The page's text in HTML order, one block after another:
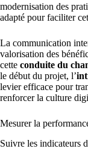
modernisation des
adapté pour faciliter
La communication
valorisation des
cette conduite du
le début du projet, l’
levier efficace pour
renforcer la culture
Mesurer la
Suivre les indicateurs